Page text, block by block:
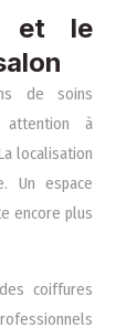
et le
de soins
à
localisation
Un espace
encore plus
coiffures